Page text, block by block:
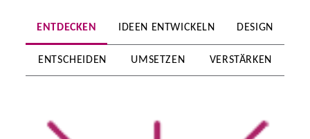
ENTDECKEN IDEEN ENTWICKELN DESIGN
ENTSCHEIDEN UMSETZEN VERSTÄRKEN